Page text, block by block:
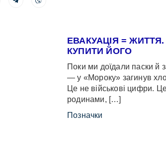
ЕВАКУАЦІЯ =
КУПИТИ ЙОГО
Поки ми доїдали паски й
— у «Мороку» загинув
Це не військові цифри.
родинами, […]
Позначки